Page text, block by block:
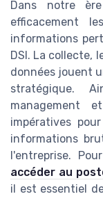
Dans notre
efficacement
informations
DSI. La collecte,
données jouent
stratégique.
management
impératives
informations
l'entreprise.
accéder au
il est essentiel